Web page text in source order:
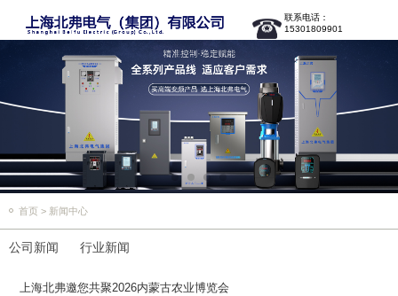
联系电话：
15301809901
首页 > 新闻中心
公司新闻 行业新闻
上海北弗邀您共聚2026内蒙古农业博览会